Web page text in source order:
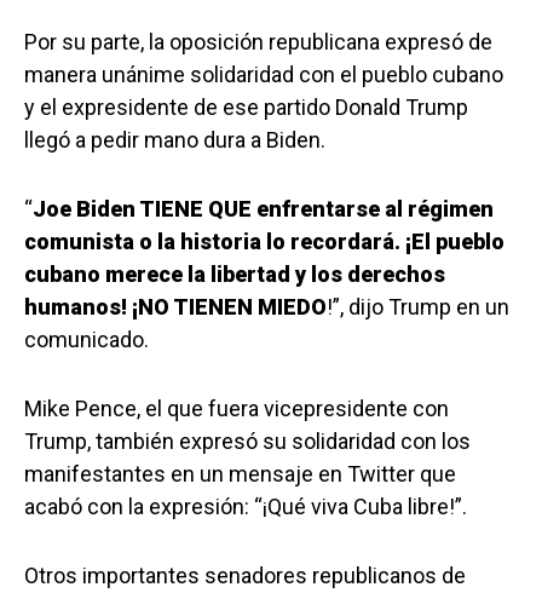
Por su parte, la oposición republicana expresó de
manera unánime solidaridad con el pueblo cubano
y el expresidente de ese partido Donald Trump
llegó a pedir mano dura a Biden.
“Joe Biden TIENE QUE enfrentarse al régimen
comunista o la historia lo recordará. ¡El pueblo
cubano merece la libertad y los derechos
humanos! ¡NO TIENEN MIEDO!”, dijo Trump en un
comunicado.
Mike Pence, el que fuera vicepresidente con
Trump, también expresó su solidaridad con los
manifestantes en un mensaje en Twitter que
acabó con la expresión: “¡Qué viva Cuba libre!”.
Otros importantes senadores republicanos de